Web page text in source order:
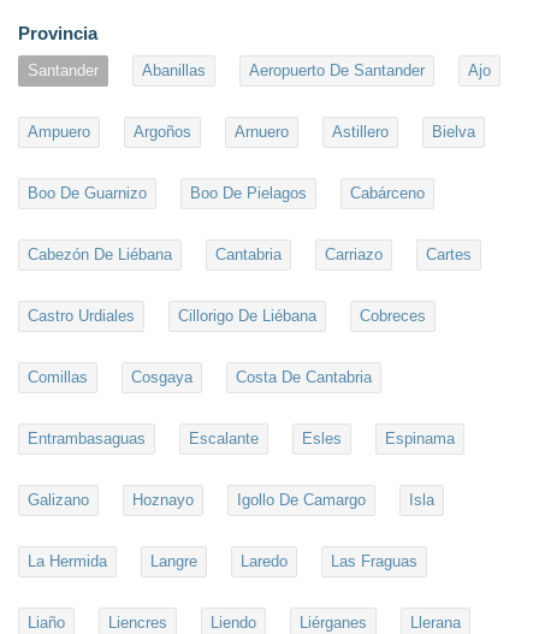
Provincia
Santander Abanillas Aeropuerto De Santander Ajo
Ampuero Argoños Arnuero Astillero Bielva
Boo De Guarnizo Boo De Pielagos Cabárceno
Cabezón De Liébana Cantabria Carriazo Cartes
Castro Urdiales Cillorigo De Liébana Cobreces
Comillas Cosgaya Costa De Cantabria
Entrambasaguas Escalante Esles Espinama
Galizano Hoznayo Igollo De Camargo Isla
La Hermida Langre Laredo Las Fraguas
Liaño Liencres Liendo Liérganes Llerana